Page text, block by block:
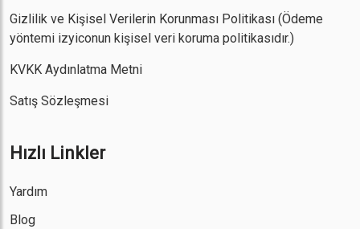
Gizlilik ve Kişisel Verilerin Korunması Politikası (Ödeme
yöntemi izyiconun kişisel veri koruma politikasıdır.)
KVKK Aydınlatma Metni
Satış Sözleşmesi
Hızlı Linkler
Yardım
Blog